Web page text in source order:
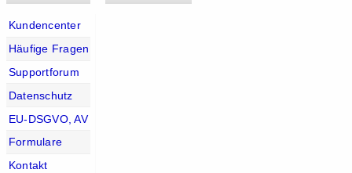
Kundencenter
Häufige Fragen
Supportforum
Datenschutz
EU-DSGVO, AV
Formulare
Kontakt